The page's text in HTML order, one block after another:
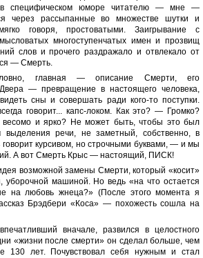
в специфическом юморе читателю — мне —
через рассыпанные во множестве шутки и
говоря, простоватыми. Заигрывание с
многоступенчатых имен и прозвищ
слов и прочего раздражало и отвлекало от
— Смерть.
главная — описание Смерти, его
— превращение в настоящего человека,
видеть сны и совершать ради кого-то поступки.
говорит... капс-локом. Как это? — Громко?
весомо и ярко? Не может быть, чтобы это был
выделения речи, не заметный, собственно, в
курсивом, но строчными буквами, — и мы
А вот Смерть Крыс — настоящий, ПИСК!
возможной замены Смерти, который «косит»
уборочной машиной. Но ведь «на что остается
на любовь жнеца?» (После этого момента я
Брэдбери «Коса» — похожесть сошла на
вначале, развился в целостного
«жизни после смерти» он сделал больше, чем
130 лет. Почувствовал себя нужным и стал